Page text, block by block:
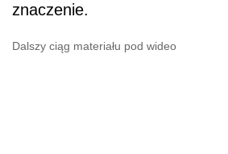
znaczenie.
Dalszy ciąg materiału pod wideo